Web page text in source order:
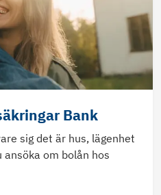
Bank
sig det är hus, lägenhet
om bolån hos